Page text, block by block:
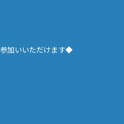
加いいただけます◆